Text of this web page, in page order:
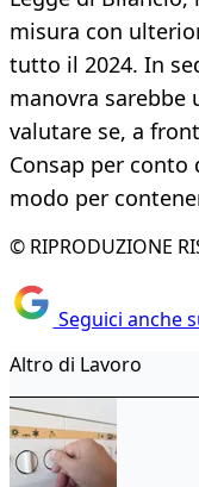
misura con
tutto il 2024. In
manovra sarebbe
valutare se, a
Consap per
modo per
© RIPRODUZIONE
Seguici anche
Altro di Lavoro